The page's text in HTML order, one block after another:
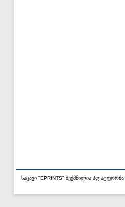
საცავი "EPRINTS" შექმნილია პლატფორმა